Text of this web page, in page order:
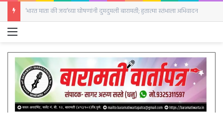
‘भारत माता की जय’च्या घोषणांनी दुमदुमली बारामती; हुतात्मा स्तंभाला अभिवादन
Menu